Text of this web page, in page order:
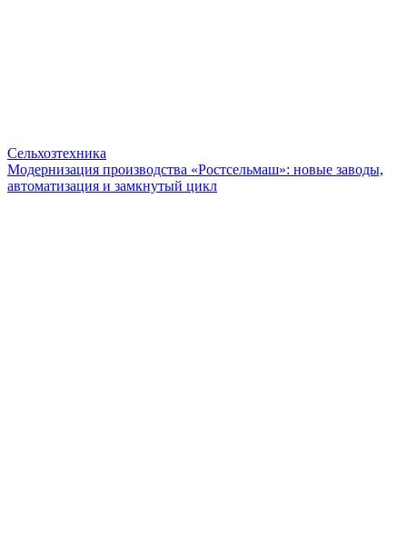
Сельхозтехника
Модернизация производства «Ростсельмаш»: новые заводы,
автоматизация и замкнутый цикл